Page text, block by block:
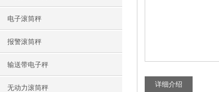
电子滚筒秤
报警滚筒秤
输送带电子秤
无动力滚筒秤 详细介绍